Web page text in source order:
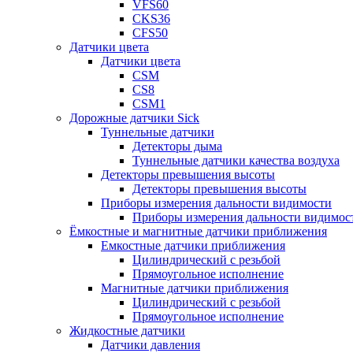
VFS60
CKS36
CFS50
Датчики цвета
Датчики цвета
CSM
CS8
CSM1
Дорожные датчики Sick
Туннельные датчики
Детекторы дыма
Туннельные датчики качества воздуха
Детекторы превышения высоты
Детекторы превышения высоты
Приборы измерения дальности видимости
Приборы измерения дальности
Ёмкостные и магнитные датчики приближения
Емкостные датчики приближения
Цилиндрический с резьбой
Прямоугольное исполнение
Магнитные датчики приближения
Цилиндрический с резьбой
Прямоугольное исполнение
Жидкостные датчики
Датчики давления